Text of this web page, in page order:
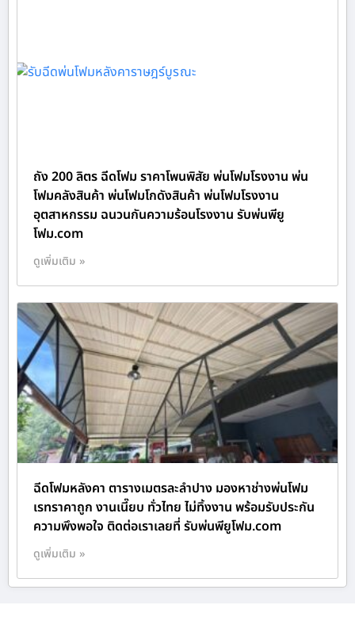
ถัง 200 ลิตร ฉีดโฟม ราคาโพนพิสัย พ่นโฟมโรงงาน พ่น
โฟมคลังสินค้า พ่นโฟมโกดังสินค้า พ่นโฟมโรงงาน
อุตสาหกรรม ฉนวนกันความร้อนโรงงาน รับพ่นพียู
โฟม.com
ดูเพิ่มเติม »
ฉีดโฟมหลังคา ตารางเมตรละลำปาง มองหาช่างพ่นโฟม
เรทราคาถูก งานเนี๊ยบ ทั่วไทย ไม่ทิ้งงาน พร้อมรับประกัน
ความพึงพอใจ ติดต่อเราเลยที่ รับพ่นพียูโฟม.com
ดูเพิ่มเติม »